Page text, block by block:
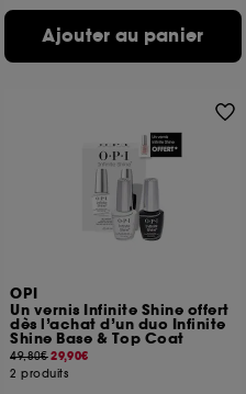
Ajouter au panier
OPI
Un vernis Infinite Shine offert
dès l’achat d’un duo Infinite
Shine Base & Top Coat
49,80€29,90€
2 produits